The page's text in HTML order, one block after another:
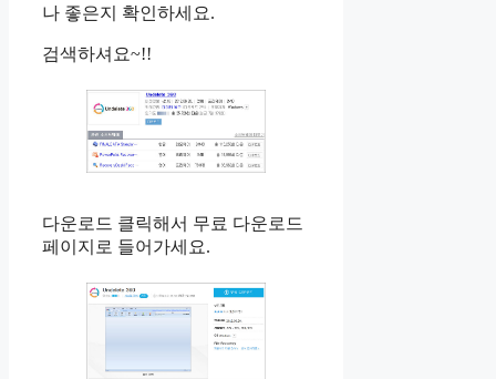
나 좋은지 확인하세요.
검색하셔요~!!
다운로드 클릭해서 무료 다운로드
페이지로 들어가세요.